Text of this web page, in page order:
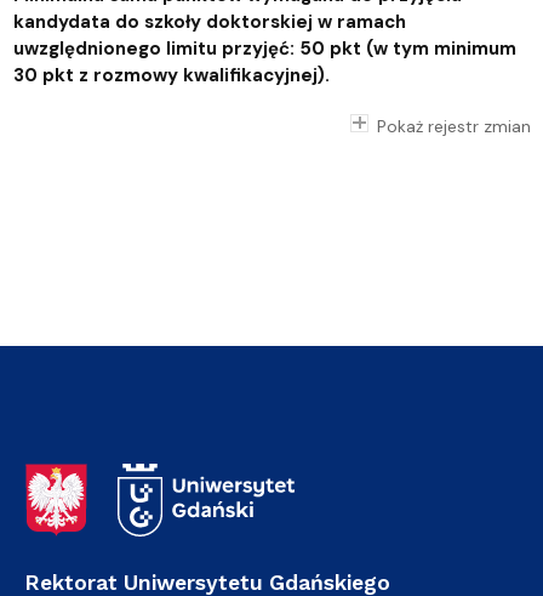
kandydata do szkoły doktorskiej w ramach
uwzględnionego limitu przyjęć: 50 pkt (w tym minimum
30 pkt z rozmowy kwalifikacyjnej).
Pokaż rejestr zmian
Adres Rektoratu
Rektorat Uniwersytetu Gdańskiego